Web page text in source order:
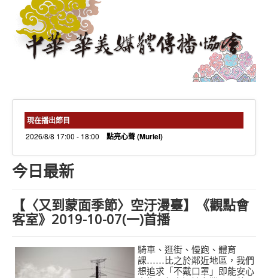
節目表
全球Live收聽
needs 專欄
線上捐款
現在播出節目
2026/8/8 17:00 - 18:00 點亮心聲 (Muriel)
今日最新
【〈又到蒙面季節〉空汙漫臺】《觀點會
客室》2019-10-07(一)首播
騎車、逛街、慢跑、體育
課……比之於鄰近地區，我們
想追求「不戴口罩」即能安心